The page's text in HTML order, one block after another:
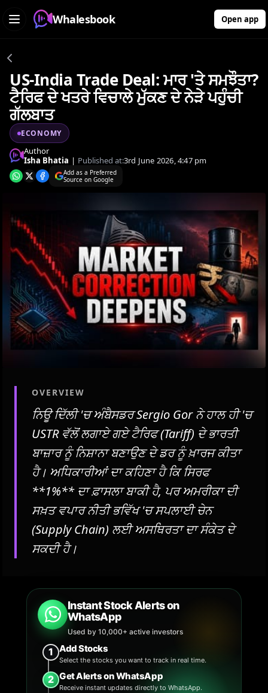
Whalesbook Open app
US-India Trade Deal: ਮਾਰ 'ਤੇ ਸਮਝੌਤਾ?
ਟੈਰਿਫ ਦੇ ਖਤਰੇ ਵਿਚਾਲੇ ਮੁੱਕਣ ਦੇ ਨੇੜੇ ਪਹੁੰਚੀ
ਗੱਲਬਾਤ
ECONOMY
Author
Isha Bhatia | Published at:3rd June 2026, 4:47 pm
Add as a Preferred
Source on Google
OVERVIEW
ਨਿਊ ਦਿੱਲੀ 'ਚ ਅੰਬੈਸਡਰ Sergio Gor ਨੇ ਹਾਲ ਹੀ 'ਚ
USTR ਵੱਲੋਂ ਲਗਾਏ ਗਏ ਟੈਰਿਫ (Tariff) ਦੇ ਭਾਰਤੀ
ਬਾਜ਼ਾਰ ਨੂੰ ਨਿਸ਼ਾਨਾ ਬਣਾਉਣ ਦੇ ਡਰ ਨੂੰ ਖ਼ਾਰਜ ਕੀਤਾ
ਹੈ। ਅਧਿਕਾਰੀਆਂ ਦਾ ਕਹਿਣਾ ਹੈ ਕਿ ਸਿਰਫ
**1%** ਦਾ ਫ਼ਾਸਲਾ ਬਾਕੀ ਹੈ, ਪਰ ਅਮਰੀਕਾ ਦੀ
ਸਖ਼ਤ ਵਪਾਰ ਨੀਤੀ ਭਵਿੱਖ 'ਚ ਸਪਲਾਈ ਚੇਨ
(Supply Chain) ਲਈ ਅਸਥਿਰਤਾ ਦਾ ਸੰਕੇਤ ਦੇ
ਸਕਦੀ ਹੈ।
Instant Stock Alerts on
WhatsApp
Used by 10,000+ active investors
1 Add Stocks
Select the stocks you want to track in real time.
2 Get Alerts on WhatsApp
Receive instant updates directly to WhatsApp.